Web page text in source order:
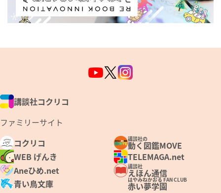
講談社コクリコ
ファミリーサイト
コクリコ
講談社の
動く図鑑MOVE
WEB げんき
TELEMAGA.net
Aneひめ.net
講談社
えほん通信
青い鳥文庫
はやみねかおる FAN CLUB
赤い夢学園